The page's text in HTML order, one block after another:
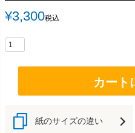
¥3,300税込
カート
紙のサイズの違い